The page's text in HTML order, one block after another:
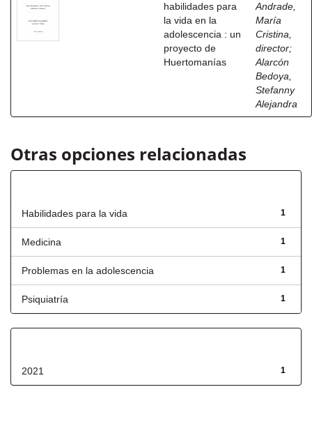
habilidades para
la vida en la
adolescencia : un
proyecto de
Huertomanías
Andrade,
María
Cristina,
director;
Alarcón
Bedoya,
Stefanny
Alejandra
Otras opciones relacionadas
1
Habilidades para la vida
1
Medicina
1
Problemas en la adolescencia
1
Psiquiatría
1
2021